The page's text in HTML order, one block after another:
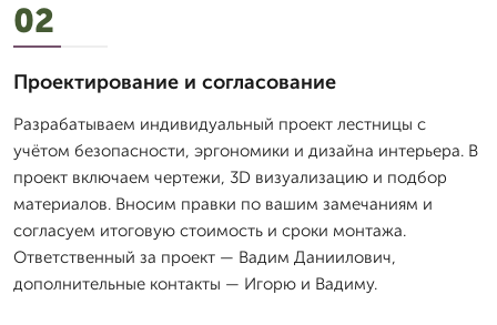
02
Проектирование и согласование
Разрабатываем индивидуальный проект лестницы с
учётом безопасности, эргономики и дизайна интерьера. В
проект включаем чертежи, 3D визуализацию и подбор
материалов. Вносим правки по вашим замечаниям и
согласуем итоговую стоимость и сроки монтажа.
Ответственный за проект — Вадим Даниилович,
дополнительные контакты — Игорю и Вадиму.